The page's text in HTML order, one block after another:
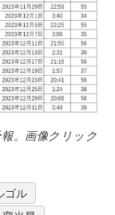
。画像クリック
ゴル